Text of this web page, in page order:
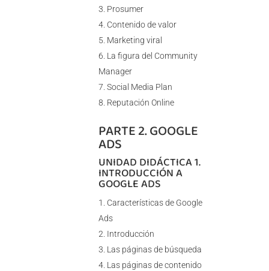
Prosumer
Contenido de valor
Marketing viral
La figura del Community
Manager
Social Media Plan
Reputación Online
PARTE 2. GOOGLE
ADS
UNIDAD DIDÁCTICA 1.
INTRODUCCIÓN A
GOOGLE ADS
Características de Google
Ads
Introducción
Las páginas de búsqueda
Las páginas de contenido